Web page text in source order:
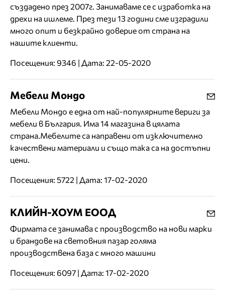
създадено през 2007г. Занимаваме се с изработка на
дрехи на ишлеме. През тези 13 години сме изградили
много опит и безкрайно доверие от страна на
нашите клиенти.
Посещения: 9346 | Дата: 22-05-2020
Мебели Мондо
Мебели Мондо е една от най-популярните вериги за
мебели в България. Има 14 магазина в цялата
страна.Мебелите са направени от изключително
качествени материали и също така са на достъпни
цени.
Посещения: 5722 | Дата: 17-02-2020
КЛИЙН-ХОУМ ЕООД
Фирмата се занимава с производство на нови марки
и брандове на световния пазар голяма
производствена база с много машини
Посещения: 6097 | Дата: 17-02-2020